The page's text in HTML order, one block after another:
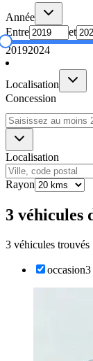
Année
Entre
et
20192024
Localisation
Concession
Localisation
Rayon
3 véhicules
3 véhicules trouvés
occasion3